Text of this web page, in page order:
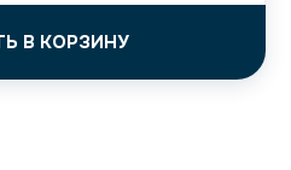
В КОРЗИНУ